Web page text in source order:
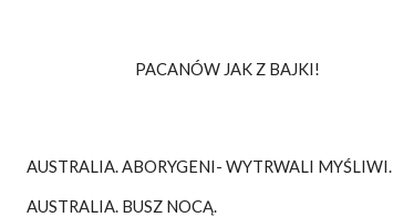
PACANÓW JAK Z BAJKI!
AUSTRALIA. ABORYGENI- WYTRWALI MYŚLIWI.
AUSTRALIA. BUSZ NOCĄ.